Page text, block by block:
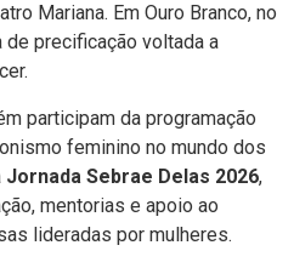
Mariana. Em Ouro Branco, no
de precificação voltada a
participam da programação
feminino no mundo dos
Jornada Sebrae Delas 2026,
mentorias e apoio ao
lideradas por mulheres.